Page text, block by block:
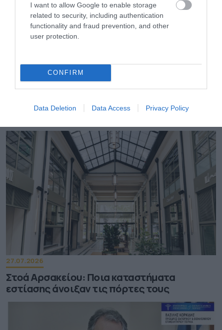
I want to allow Google to enable storage
related to security, including authentication
functionality and fraud prevention, and other
user protection.
CONFIRM
Data Deletion Data Access Privacy Policy
30.07.2026
Public Group: Πωλήσεις άνω των 500 εκατ.
27.07.2026
Στοά Αρσακείου: Ποια καταστήματα
εστίασης άνοιξαν τις πόρτες τους